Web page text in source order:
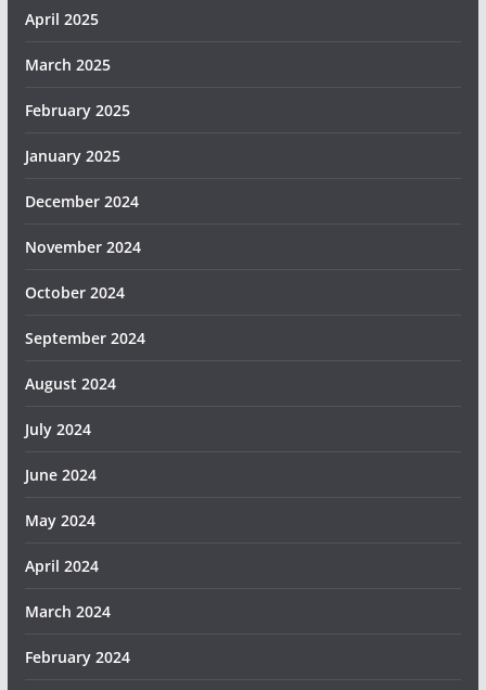
April 2025
March 2025
February 2025
January 2025
December 2024
November 2024
October 2024
September 2024
August 2024
July 2024
June 2024
May 2024
April 2024
March 2024
February 2024